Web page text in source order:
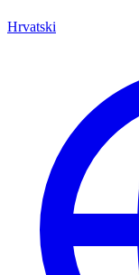
Hrvatski